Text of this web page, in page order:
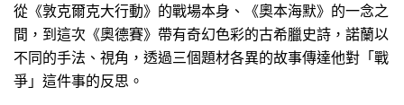
從《敦克爾克大行動》的戰場本身、《奧本海默》的一念之
間，到這次《奧德賽》帶有奇幻色彩的古希臘史詩，諾蘭以
不同的手法、視角，透過三個題材各異的故事傳達他對「戰
爭」這件事的反思。